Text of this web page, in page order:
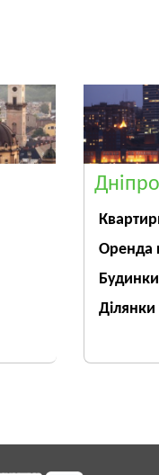
Дніпро
Оренда